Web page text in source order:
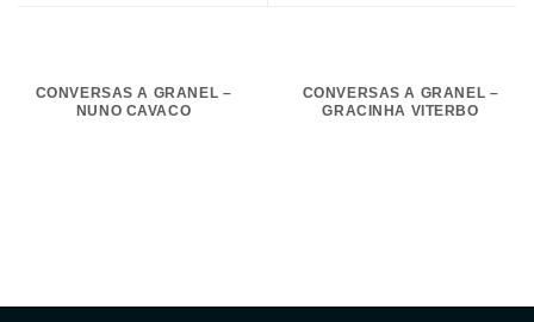
CONVERSAS A GRANEL –
NUNO CAVACO
CONVERSAS A GRANEL –
GRACINHA VITERBO